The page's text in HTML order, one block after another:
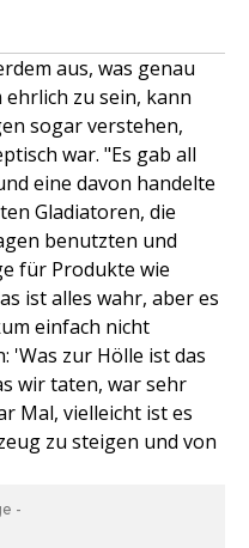
aus, was genau
zu sein, kann
sogar verstehen,
war. "Es gab all
eine davon handelte
Gladiatoren, die
benutzten und
für Produkte wie
ist alles wahr, aber es
einfach nicht
'Was zur Hölle ist das
wir taten, war sehr
Mal, vielleicht ist es
zu steigen und von
-